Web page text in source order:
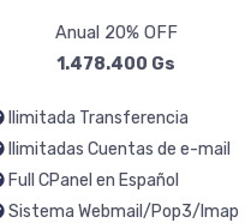
Anual 20% OFF
1.478.400 Gs
Ilimitada Transferencia
Ilimitadas Cuentas de e-mail
Full CPanel en Español
Sistema Webmail/Pop3/Imap